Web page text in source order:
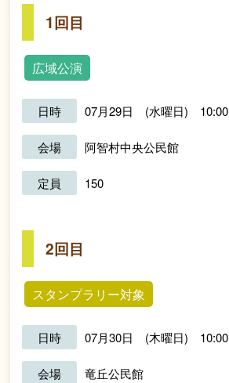
1回目
広域公演
日時 07月29日 (水曜日) 10:00
会場 阿智村中央公民館
定員 150
2回目
スタンプラリー対象
日時 07月30日 (木曜日) 10:00
会場 竜丘公民館